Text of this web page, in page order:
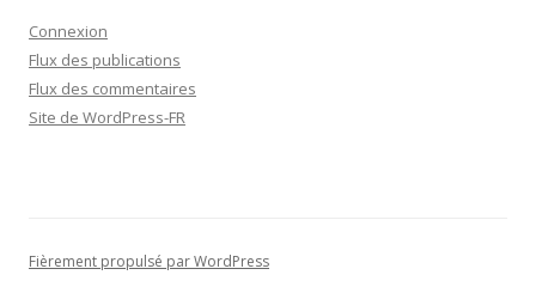
Connexion
Flux des publications
Flux des commentaires
Site de WordPress-FR
Fièrement propulsé par WordPress